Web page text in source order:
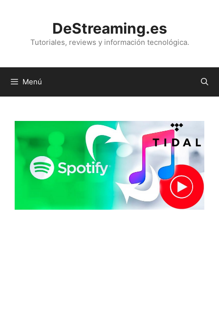
DeStreaming.es
Tutoriales, reviews y información tecnológica.
Menú